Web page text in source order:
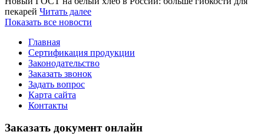
пекарей Читать далее
Показать все новости
Главная
Сертификация продукции
Законодательство
Заказать звонок
Задать вопрос
Карта сайта
Контакты
Заказать документ онлайн